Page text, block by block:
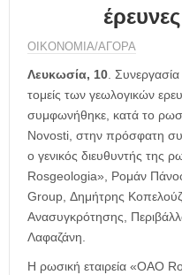
ΟΙΚΟΝΟΜΙΑ/ΑΓΟΡΑ
Λευκωσία, 10.
τομείς των γεωλογικών
συμφωνήθηκε, κατά το
Novosti, στην πρόσφατη
ο γενικός διευθυντής της
Rosgeologia», Ρομάν
Group, Δημήτρης
Ανασυγκρότησης,
Λαφαζάνη.
Η ρωσική εταιρεία «OAO